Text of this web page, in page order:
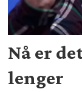
Nå er
lenger